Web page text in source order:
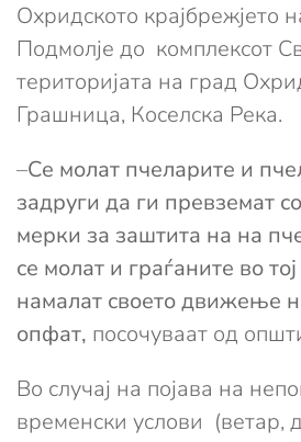
Охридското крајбрежјето
Подмолје до комплексот
територијата на град
Грашница, Коселска Река.
–Се молат пчеларите и
задруги да ги превземат
мерки за заштита на на
се молат и граѓаните во
намалат своето движење
опфат, посочуваат од
Во случај на појава на
временски услови (ветар,